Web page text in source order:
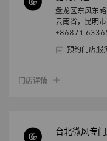
盘龙区东风东
云南省， 昆明市
+86871
预约门店服
门店详情
台北微风专